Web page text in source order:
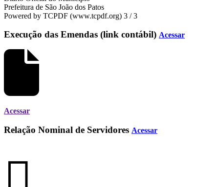
Prefeitura de São João dos Patos
Powered by TCPDF (www.tcpdf.org) 3 / 3
Execução das Emendas (link contábil) Acessar
Acessar
Relação Nominal de Servidores Acessar